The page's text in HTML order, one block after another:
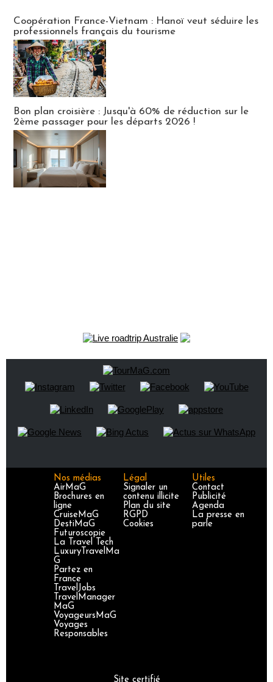
Coopération France-Vietnam : Hanoï veut séduire les
professionnels français du tourisme
Bon plan croisière : Jusqu'à 60% de réduction sur le
2ème passager pour les départs 2026 !
Nos médias
AirMaG
Brochures en
ligne
CruiseMaG
DestiMaG
Futuroscopie
La Travel Tech
LuxuryTravelMa
G
Partez en
France
TravelJobs
TravelManager
MaG
VoyageursMaG
Voyages
Responsables
Légal
Signaler un
contenu illicite
Plan du site
RGPD
Cookies
Utiles
Contact
Publicité
Agenda
La presse en
parle
Site certifié